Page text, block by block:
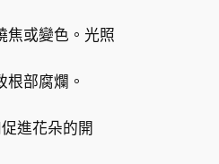
焦或變色。光照
部腐爛。
進花朵的開